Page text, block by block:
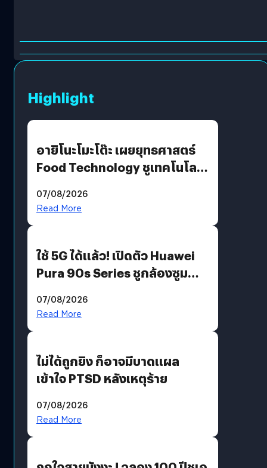
Highlight
อายิโนะโมะโต๊ะ เผยยุทธศาสตร์
Food Technology ชูเทคโนโลยี
บริโภคและ B2B
07/08/2026
Read More
ใช้ 5G ได้แล้ว! เปิดตัว Huawei
Pura 90s Series ชูกล้องซูม
07/08/2026
Read More
ไม่ได้ถูกยิง ก็อาจมีบาดแผล
เข้าใจ PTSD หลังเหตุร้าย
07/08/2026
Read More